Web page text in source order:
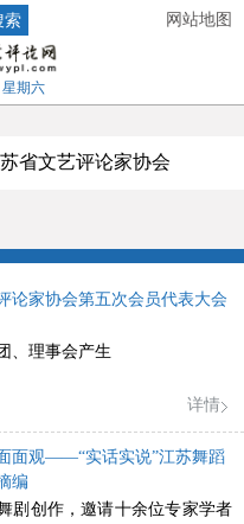
索 网站地图
星期六
省文艺评论家协会
论家协会第五次会员代表大会
、理事会产生
详情
面观——“实话实说”江苏舞蹈
编
剧创作，邀请十余位专家学者